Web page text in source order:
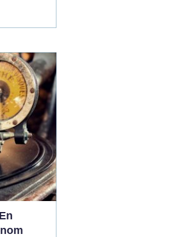
faktiskt
av
starka
skapar
får